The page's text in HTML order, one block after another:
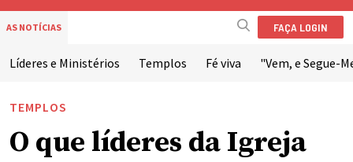
AS NOTÍCIAS FAÇA LOGIN
Líderes e Ministérios Templos Fé viva "Vem, e Segue-
TEMPLOS
O que líderes da Igreja